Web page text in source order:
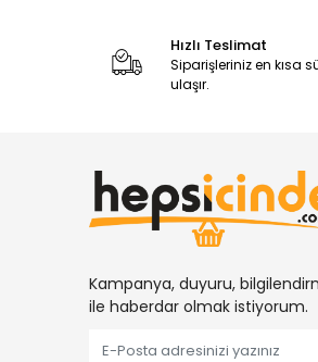
Hızlı Teslimat
Siparişleriniz en kısa
ulaşır.
Kampanya, duyuru,
ile haberdar olmak istiyorum.